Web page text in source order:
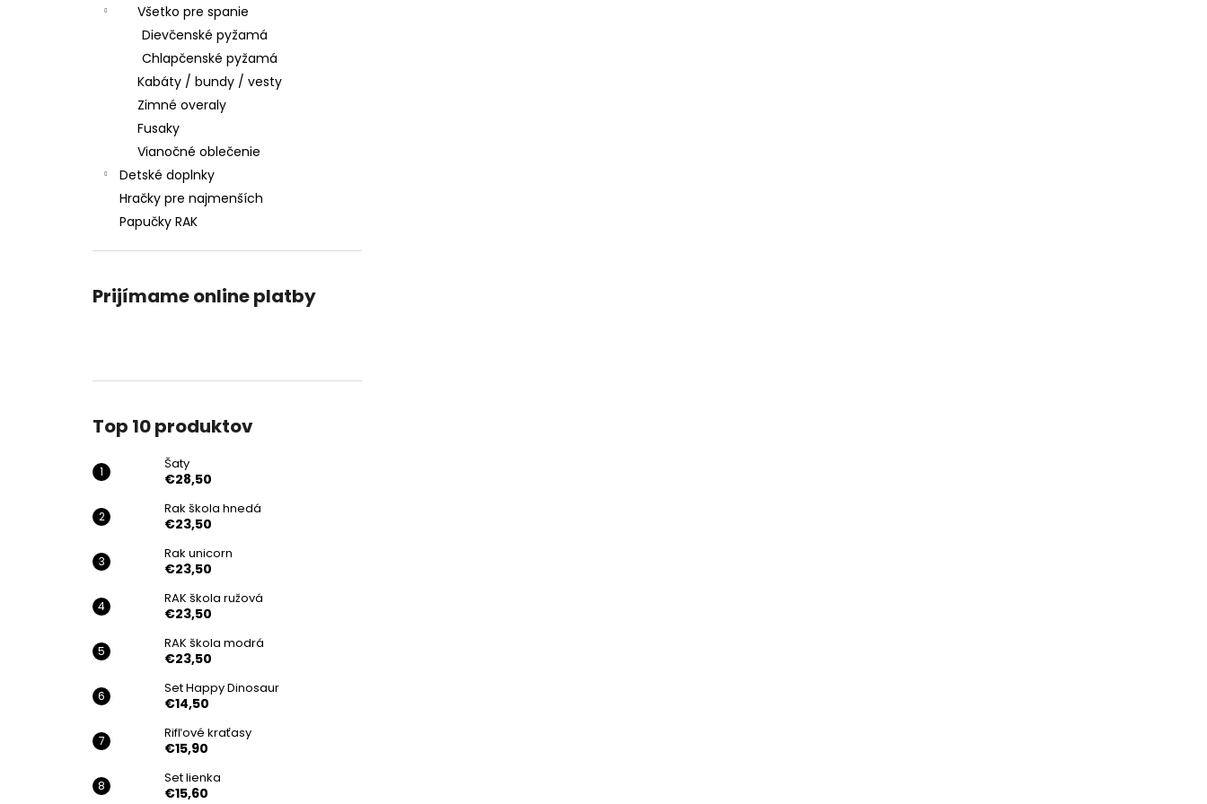
Všetko pre spanie
Dievčenské pyžamá
Chlapčenské pyžamá
Kabáty / bundy / vesty
Zimné overaly
Fusaky
Vianočné oblečenie
Detské doplnky
Hračky pre najmenších
Papučky RAK
Prijímame online platby
Top 10 produktov
Šaty
€28,50
Rak škola hnedá
€23,50
Rak unicorn
€23,50
RAK škola ružová
€23,50
RAK škola modrá
€23,50
Set Happy Dinosaur
€14,50
Rifľové kraťasy
€15,90
Set lienka
€15,60